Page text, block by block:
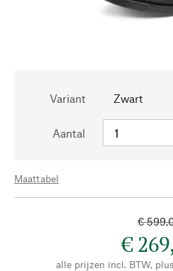
Variant Zwart
Aantal
Maattabel
€
€
alle prijzen incl. BTW, plus